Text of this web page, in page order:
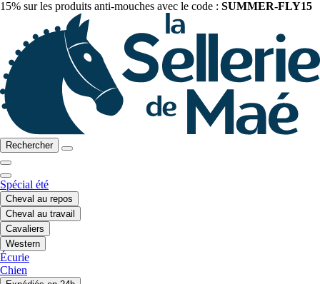
15% sur les produits anti-mouches avec le code : SUMMER-FLY15
Rechercher
Spécial été
Cheval au repos
Cheval au travail
Cavaliers
Western
Écurie
Chien